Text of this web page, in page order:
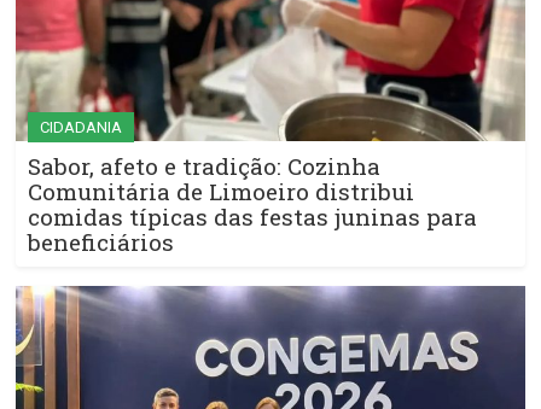
CIDADANIA
Sabor, afeto e tradição: Cozinha
Comunitária de Limoeiro distribui
comidas típicas das festas juninas para
beneficiários